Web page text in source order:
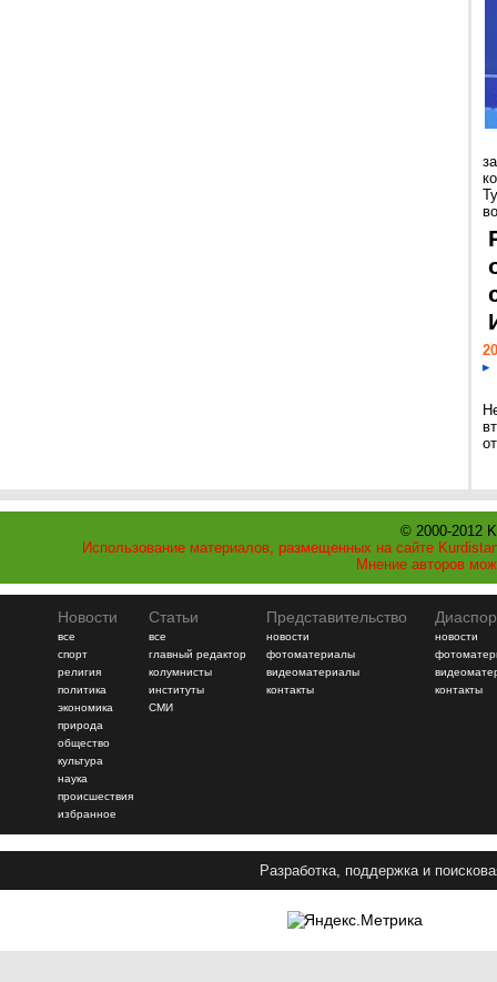
© 2000-2012
Использование материалов, размещенных на сайте
Мнение авторов
Новости
все
спорт
религия
политика
экономика
природа
общество
культура
наука
происшествия
избранное
Статьи
все
главный редактор
колумнисты
институты
СМИ
Представительство
новости
фотоматериалы
видеоматериалы
контакты
новости
контакты
Разработка, поддержка и